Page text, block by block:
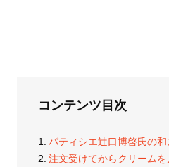
コンテンツ目次
パティシエ辻口博啓氏の
注文受けてからクリーム